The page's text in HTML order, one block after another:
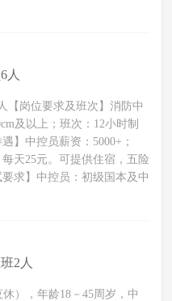
人
【岗位要求及班次】消防中
及以上；班次：12小时制
】中控员薪资：5000+；
天25元。可提供住宿，五险
求】中控员：初级国本及中
2人
），年龄18－45周岁，中